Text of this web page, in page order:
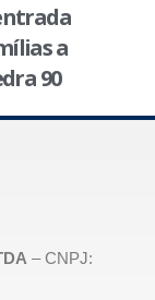
a
90
– CNPJ: